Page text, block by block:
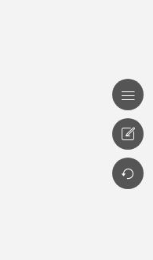


